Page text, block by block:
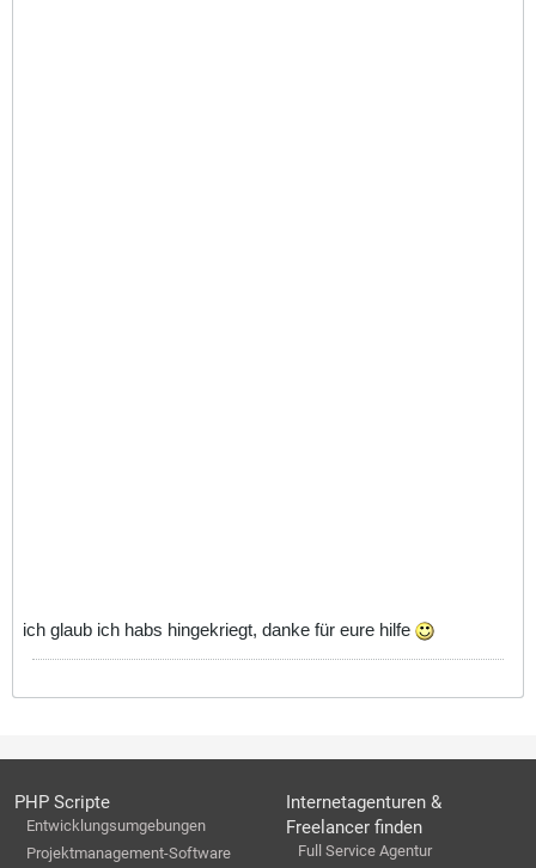
ich glaub ich habs hingekriegt, danke für eure hilfe
PHP Scripte
Entwicklungsumgebungen
Projektmanagement-Software
Internetagenturen &
Freelancer finden
Full Service Agentur